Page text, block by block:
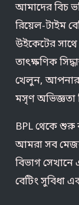
আমাদের বিচ
রিয়েল-টাইম
উইকেটের
তাৎক্ষণিক
খেলুন, আপনার
মসৃণ অভিজ্ঞতা
BPL থেকে শুরু
আমরা সব
বিভাগ সেখানে
বেটিং সুবিধা